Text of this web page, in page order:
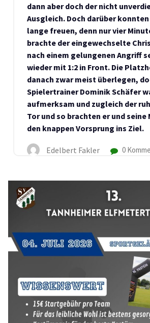
dann aber doch der nicht
Ausgleich. Doch darüber
lange freuen, denn nur vier
brachte der eingewechselte
nach einem gelungenen Angriff
wieder mit 1:2 in Front. Die
danach zwar meist überlegen,
Spielertrainer Dominik Schäfer
aufmerksam und zugleich der
Tor und so brachten er und seine
den knappen Vorsprung ins Ziel.
Edelbert Fakler 0